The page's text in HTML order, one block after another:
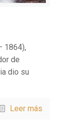
1864),
de
dio su
Leer más